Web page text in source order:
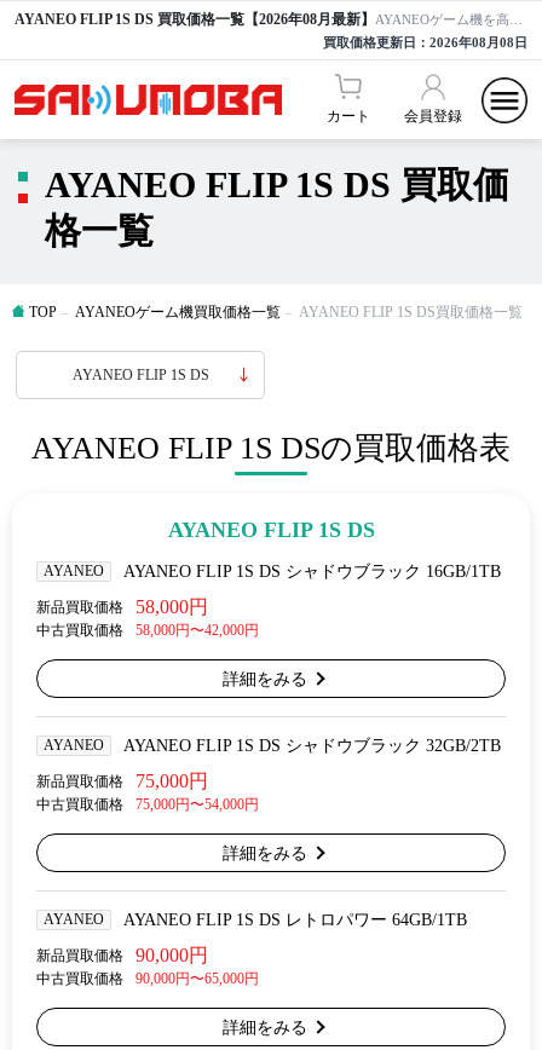
AYANEO FLIP 1S DS 買取価格一覧【2026年08月最新】
買取価格更新日： 2026年08月08日
カート 会員登録
AYANEO FLIP 1S DS 買取価
格一覧
TOP AYANEOゲーム機買取価格一覧 AYANEO FLIP 1S DS買取価格一覧
AYANEO FLIP 1S DS
AYANEO FLIP 1S DSの買取価格表
AYANEO FLIP 1S DS
AYANEO AYANEO FLIP 1S DS シャドウブラック 16GB/1TB
新品買取価格 58,000円
中古買取価格 58,000円〜42,000円
詳細をみる
AYANEO AYANEO FLIP 1S DS シャドウブラック 32GB/2TB
新品買取価格 75,000円
中古買取価格 75,000円〜54,000円
詳細をみる
AYANEO AYANEO FLIP 1S DS レトロパワー 64GB/1TB
新品買取価格 90,000円
中古買取価格 90,000円〜65,000円
詳細をみる